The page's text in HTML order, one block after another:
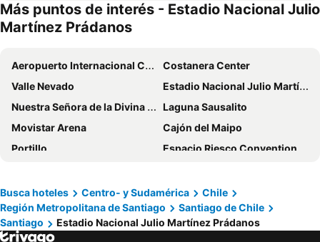
Hotel Director Vitacura
Novotel Santiago Las Condes
City Express by Marriott Santiago Aeropuerto Chile
ibis Santiago Las Condes
Holiday Inn Express Santiago Las Condes By Ihg
Hotel 198
Mercure Santiago Centro
Pullman Santiago Vitacura
Holiday Inn Santiago - Airport Terminal By Ihg
MR. Express
Hyatt Place Santiago/Vitacura
Hotel HW Libertad
Solace Hotel Santiago
Radisson Blu Plaza El Bosque Santiago
Eurotel Providencia
Personal Aparts Bellas Artes
Courtyard by Marriott Santiago Las Condes
Le Méridien Santiago
Más puntos de interés - Estadio Nacional Julio
Martínez Prádanos
Aeropuerto Internacional Comodoro Arturo Merino Benítez
Costanera Center
Valle Nevado
Estadio Nacional Julio Martínez Prádanos
Nuestra Señora de la Divina Providencia
Laguna Sausalito
Movistar Arena
Cajón del Maipo
Portillo
Espacio Riesco Convention Center
Centro Comercial Parque Arauco
Penitentes
Estadio Monumental David Arellano
Parque Bustamante
Barrio Lastarria
Iglesia Virgen de la Carrodilla
Busca hoteles Centro- y Sudamérica
Chile
Región Metropolitana de Santiago
Santiago de Chile
Santiago
Estadio Nacional Julio Martínez Prádanos